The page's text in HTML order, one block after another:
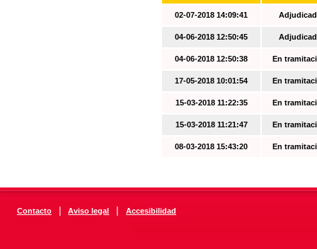
02-07-2018 14:09:41
04-06-2018 12:50:45
04-06-2018 12:50:38 En
17-05-2018 10:01:54 En
15-03-2018 11:22:35 En
15-03-2018 11:21:47 En
08-03-2018 15:43:20 En
Contacto | Aviso legal | Accesibilidad